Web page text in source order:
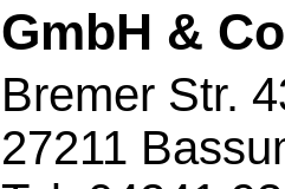
GmbH &
Bremer Str.
27211